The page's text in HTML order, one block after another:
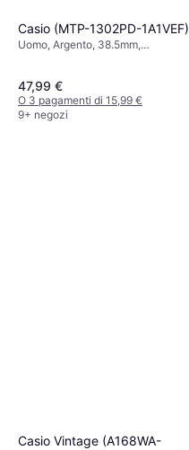
Casio (MTP-1302PD-1A1VEF)
Uomo, Argento, 38.5mm,
47,99 €
O 3 pagamenti di 15,99 €
9+ negozi
Casio Vintage (A168WA-